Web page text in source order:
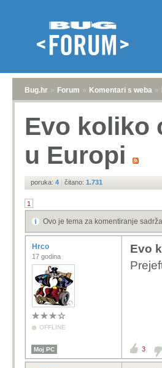
Bug.hr » Forum » Komentari s weba »
Evo koliko
u Europi
poruka: 4 | čitano: 1.731
1
Ovo je tema za komentiranje
Hrco
17 godina
OFFLINE
Evo
Moj PC 3